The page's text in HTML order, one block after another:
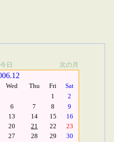
今日 次の月
Wed Thu Fri
Sat
1
2
6 7 8
9
13 14 15
16
20 21 22
23
27 28 29
30